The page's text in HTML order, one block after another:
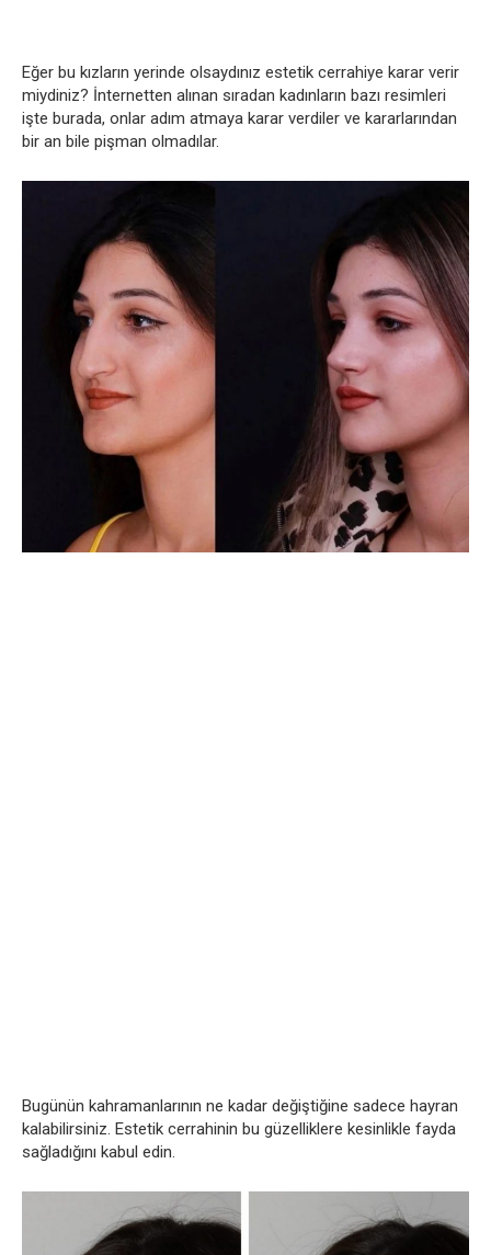
Eğer bu kızların yerinde olsaydınız estetik cerrahiye karar verir
miydiniz? İnternetten alınan sıradan kadınların bazı resimleri
işte burada, onlar adım atmaya karar verdiler ve kararlarından
bir an bile pişman olmadılar.
Bugünün kahramanlarının ne kadar değiştiğine sadece hayran
kalabilirsiniz. Estetik cerrahinin bu güzelliklere kesinlikle fayda
sağladığını kabul edin.